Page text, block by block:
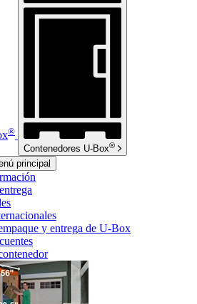
®
Contenedores U-Box®
principal
y entrega de U-Box